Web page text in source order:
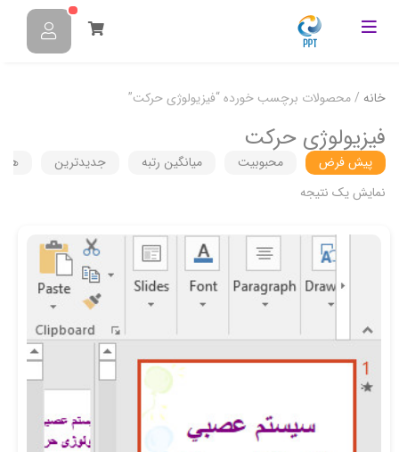
خانه / محصولات برچسب خورده “فیزیولوژی حرکت”
فیزیولوژی حرکت
پیش فرض محبوبیت میانگین رتبه جدیدترین
نمایش یک نتیجه